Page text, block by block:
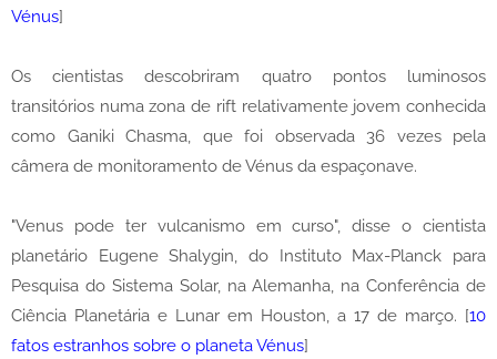
Vénus]
Os cientistas descobriram quatro pontos luminosos
transitórios numa zona de rift relativamente jovem conhecida
como Ganiki Chasma, que foi observada 36 vezes pela
câmera de monitoramento de Vénus da espaçonave.
"Venus pode ter vulcanismo em curso", disse o cientista
planetário Eugene Shalygin, do Instituto Max-Planck para
Pesquisa do Sistema Solar, na Alemanha, na Conferência de
Ciência Planetária e Lunar em Houston, a 17 de março. [10
fatos estranhos sobre o planeta Vénus]